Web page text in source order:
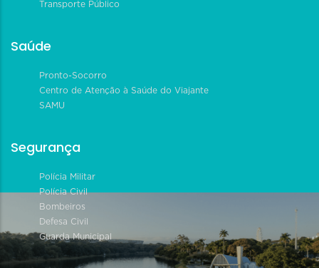
Transporte Público
Saúde
Pronto-Socorro
Centro de Atenção à Saúde do Viajante
SAMU
Segurança
Polícia Militar
Polícia Civil
Bombeiros
Defesa Civil
Guarda Municipal